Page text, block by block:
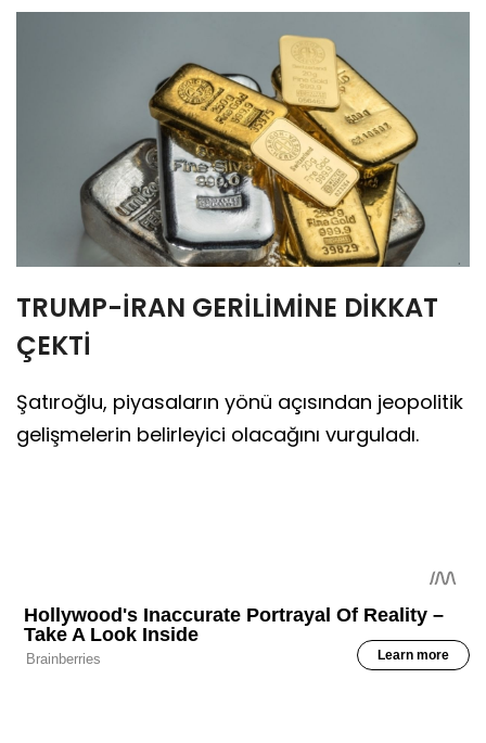
TRUMP-İRAN GERİLİMİNE DİKKAT
ÇEKTİ
Şatıroğlu, piyasaların yönü açısından jeopolitik
gelişmelerin belirleyici olacağını vurguladı.